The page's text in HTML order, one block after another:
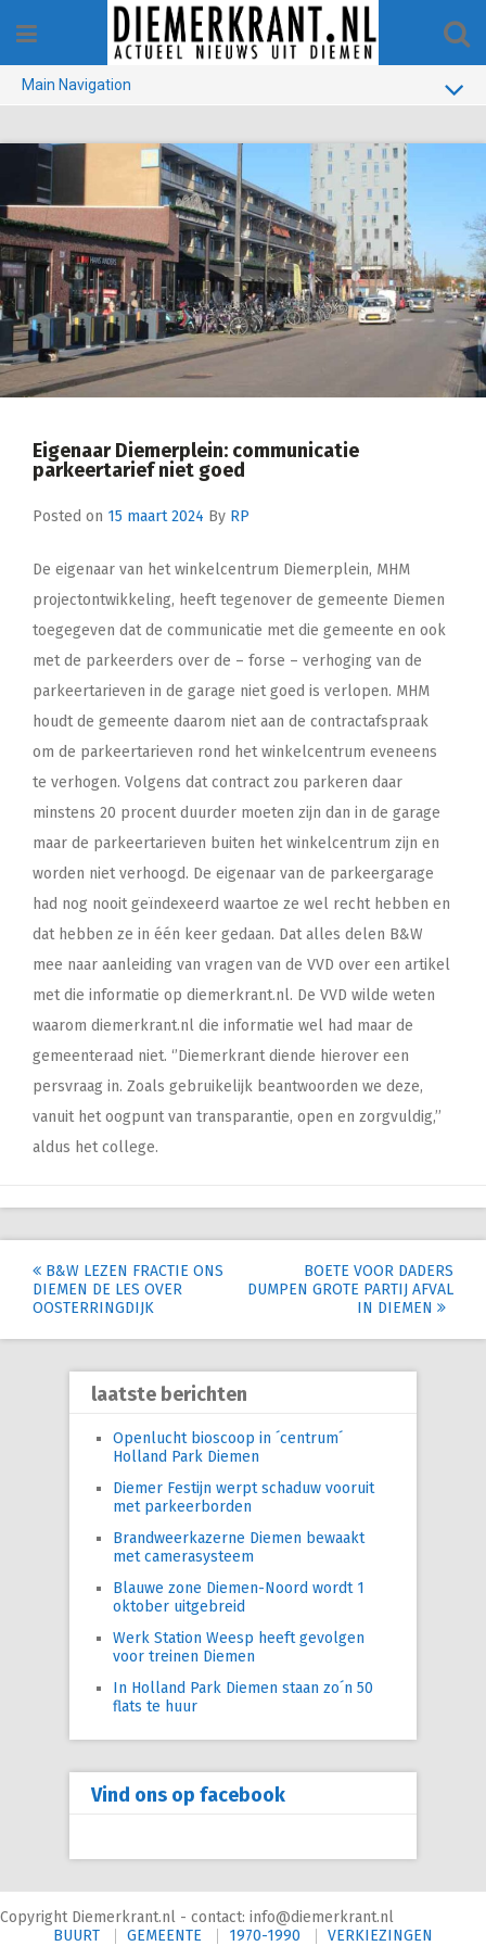
content
Main Navigation
GEMEENTE
1970-1990
VERKIEZINGEN
COLOFON
Eigenaar Diemerplein: communicatie
parkeertarief niet goed
Posted on 15 maart 2024 By RP
De eigenaar van het winkelcentrum Diemerplein, MHM
projectontwikkeling, heeft tegenover de gemeente Diemen
toegegeven dat de communicatie met die gemeente en ook
met de parkeerders over de – forse – verhoging van de
parkeertarieven in de garage niet goed is verlopen. MHM
houdt de gemeente daarom niet aan de contractafspraak
om de parkeertarieven rond het winkelcentrum eveneens
te verhogen. Volgens dat contract zou parkeren daar
minstens 20 procent duurder moeten zijn dan in de garage
maar de parkeertarieven buiten het winkelcentrum zijn en
worden niet verhoogd. De eigenaar van de parkeergarage
had nog nooit geïndexeerd waartoe ze wel recht hebben en
dat hebben ze in één keer gedaan. Dat alles delen B&W
mee naar aanleiding van vragen van de VVD over een artikel
met die informatie op diemerkrant.nl. De VVD wilde weten
waarom diemerkrant.nl die informatie wel had maar de
gemeenteraad niet. ‘’Diemerkrant diende hierover een
persvraag in. Zoals gebruikelijk beantwoorden we deze,
vanuit het oogpunt van transparantie, open en zorgvuldig,’’
aldus het college.
Post
navigation
B&W LEZEN FRACTIE ONS
DIEMEN DE LES OVER
OOSTERRINGDIJK
BOETE VOOR DADERS
DUMPEN GROTE PARTIJ AFVAL
IN DIEMEN
laatste berichten
Openlucht bioscoop in ´centrum´
Holland Park Diemen
Diemer Festijn werpt schaduw vooruit
met parkeerborden
Brandweerkazerne Diemen bewaakt
met camerasysteem
Blauwe zone Diemen-Noord wordt 1
oktober uitgebreid
Werk Station Weesp heeft gevolgen
voor treinen Diemen
In Holland Park Diemen staan zo´n 50
flats te huur
Vind ons op facebook
Copyright Diemerkrant.nl - contact: info@diemerkrant.nl
BUURT
GEMEENTE 1970-1990
VERKIEZINGEN